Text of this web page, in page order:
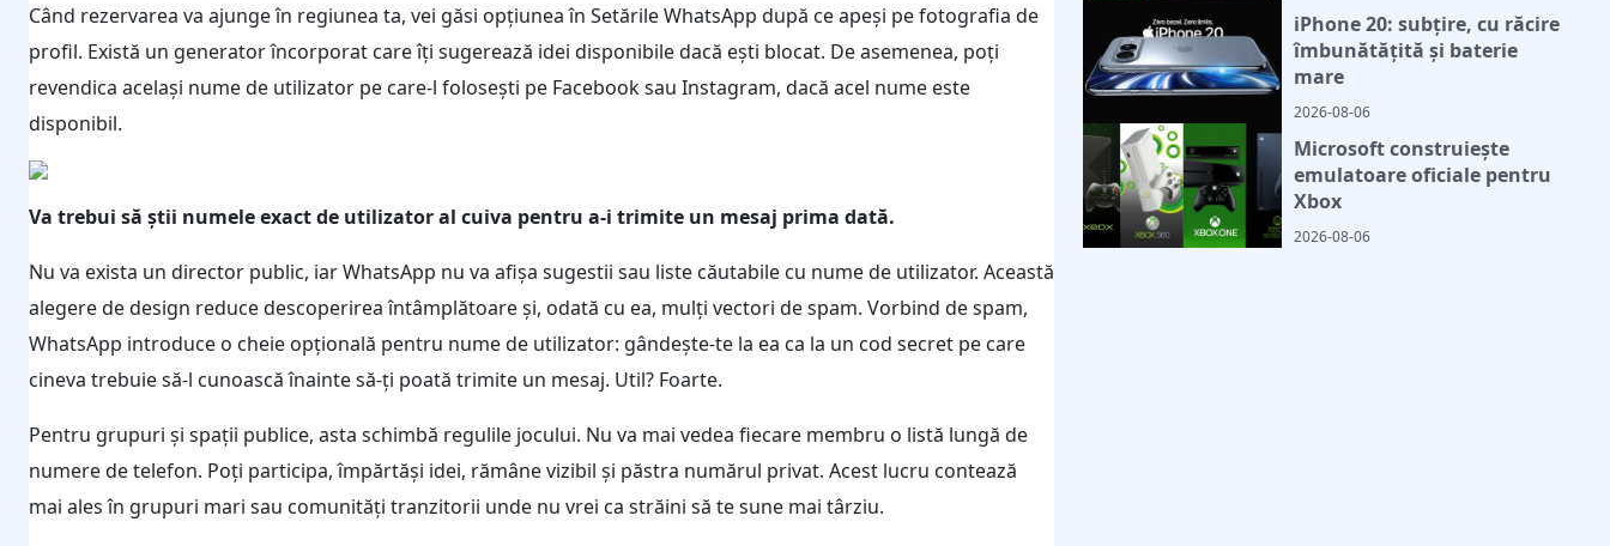
Când rezervarea va ajunge în regiunea ta, vei găsi opțiunea în Setările WhatsApp după ce apeși pe fotografia de
profil. Există un generator încorporat care îți sugerează idei disponibile dacă ești blocat. De asemenea, poți
revendica același nume de utilizator pe care-l folosești pe Facebook sau Instagram, dacă acel nume este
disponibil.
Va trebui să știi numele exact de utilizator al cuiva pentru a-i trimite un mesaj prima dată.
Nu va exista un director public, iar WhatsApp nu va afișa sugestii sau liste căutabile cu nume de utilizator. Această
alegere de design reduce descoperirea întâmplătoare și, odată cu ea, mulți vectori de spam. Vorbind de spam,
WhatsApp introduce o cheie opțională pentru nume de utilizator: gândește-te la ea ca la un cod secret pe care
cineva trebuie să-l cunoască înainte să-ți poată trimite un mesaj. Util? Foarte.
Pentru grupuri și spații publice, asta schimbă regulile jocului. Nu va mai vedea fiecare membru o listă lungă de
numere de telefon. Poți participa, împărtăși idei, rămâne vizibil și păstra numărul privat. Acest lucru contează
mai ales în grupuri mari sau comunități tranzitorii unde nu vrei ca străini să te sune mai târziu.
iPhone 20: subțire, cu răcire
îmbunătățită și baterie
mare
2026-08-06
Microsoft construiește
emulatoare oficiale pentru
Xbox
2026-08-06